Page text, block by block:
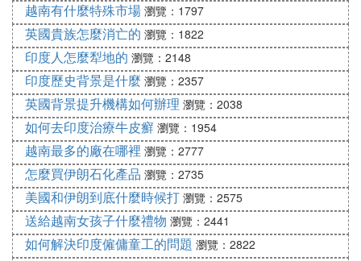
3.和平房地產投資股份公司：這是一家在河內成立的
房地產企業，主要專注於高端住宅和商業項目的開
發。其項目多以豪華公寓和商業綜合體為主。
解釋：
和平房地產投資股份公司是越南河內的一家知名房地
產企業。該公司注重項目的品質和設計，致力於為客
戶提供高品質的居住環境。除了傳統的房地產開發，
該公司還積極探索新的業務模式和技術應用，以提升
項目的競爭力。
以上這些公司都是越南房地產市場上的重要參與者，
各自擁有一定的市場份額和項目數量。它們在各自的
越南有什麼特殊市場 瀏覽：1797
英國貴族怎麼消亡的 瀏覽：1822
印度人怎麼犁地的 瀏覽：2148
印度歷史背景是什麼 瀏覽：2357
英國背景提升機構如何辦理 瀏覽：2038
如何去印度治療牛皮癬 瀏覽：1954
越南最多的廠在哪裡 瀏覽：2777
怎麼買伊朗石化產品 瀏覽：2735
美國和伊朗到底什麼時候打 瀏覽：2575
送給越南女孩子什麼禮物 瀏覽：2441
如何解決印度僱傭童工的問題 瀏覽：2822